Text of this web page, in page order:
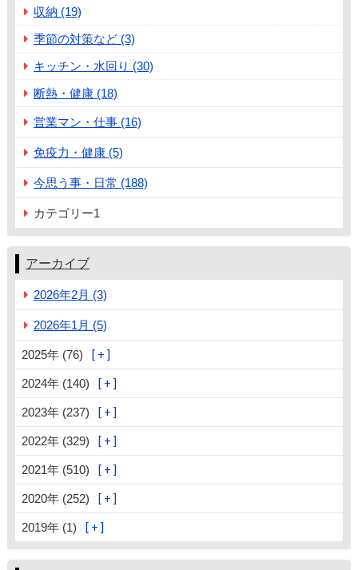
収納 (19)
季節の対策など (3)
キッチン・水回り (30)
断熱・健康 (18)
営業マン・仕事 (16)
免疫力・健康 (5)
今思う事・日常 (188)
カテゴリー1
アーカイブ
2026年2月 (3)
2026年1月 (5)
2025年 (76)
2024年 (140)
2023年 (237)
2022年 (329)
2021年 (510)
2020年 (252)
2019年 (1)